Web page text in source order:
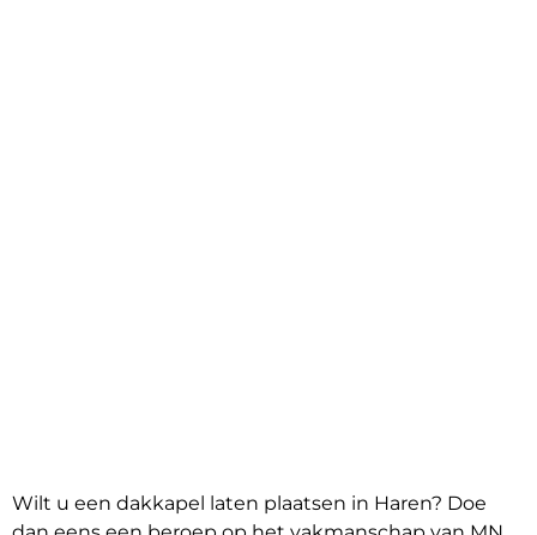
Wilt u een dakkapel laten plaatsen in Haren? Doe